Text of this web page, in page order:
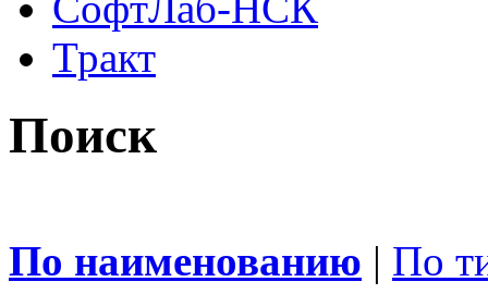
Тракт
Поиск
По наименованию | По